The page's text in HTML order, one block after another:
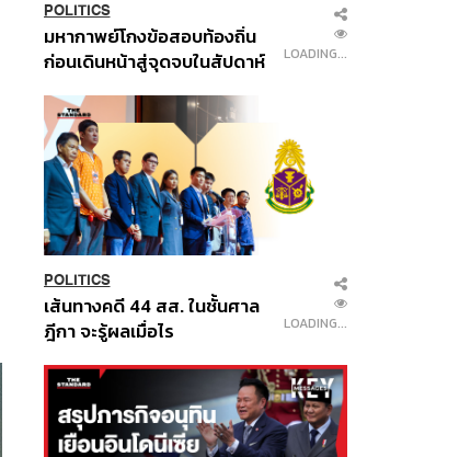
POLITICS
มหากาพย์โกงข้อสอบท้องถิ่น
ก่อนเดินหน้าสู่จุดจบในสัปดาห์
LOADING...
POLITICS
เส้นทางคดี 44 สส. ในชั้นศาล
ฎีกา จะรู้ผลเมื่อไร
LOADING...